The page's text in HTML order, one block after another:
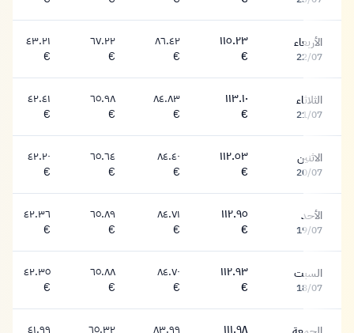
الأربعاء
22/07 ١١٥.٢٣ يورو
١١٥.٢٣
€
٨٦.٤٢ يورو
٨٦.٤٢
€
٦٧.٢٢ يورو
٦٧.٢٢
€
٤٣.٢١ يورو
٤٣.٢١
€
الثلاثاء
21/07 ١١٣.١٠ يورو
١١٣.١٠
€
٨٤.٨٣ يورو
٨٤.٨٣
€
٦٥.٩٨ يورو
٦٥.٩٨
€
٤٢.٤١ يورو
٤٢.٤١
€
الاثنين
20/07 ١١٢.٥٣ يورو
١١٢.٥٣
€
٨٤.٤٠ يورو
٨٤.٤٠
€
٦٥.٦٤ يورو
٦٥.٦٤
€
٤٢.٢٠ يورو
٤٢.٢٠
€
الأحد
19/07 ١١٢.٩٥ يورو
١١٢.٩٥
€
٨٤.٧١ يورو
٨٤.٧١
€
٦٥.٨٩ يورو
٦٥.٨٩
€
٤٢.٣٦ يورو
٤٢.٣٦
€
السبت
18/07 ١١٢.٩٣ يورو
١١٢.٩٣
€
٨٤.٧٠ يورو
٨٤.٧٠
€
٦٥.٨٨ يورو
٦٥.٨٨
€
٤٢.٣٥ يورو
٤٢.٣٥
€
١١١.٩٨
٨٣.٩٩
٦٥.٣٢
٤١.٩٩